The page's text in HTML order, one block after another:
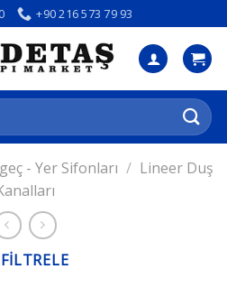
+90 216 573 79 93
- Yer Sifonları / Lineer Duş
FILTRELE